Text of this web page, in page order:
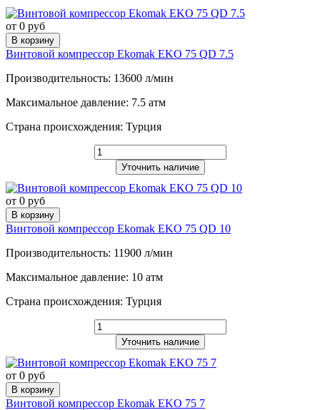
от 0 руб
В корзину
Винтовой компрессор Ekomak EKO 75 QD 7.5
Производительность: 13600 л/мин
Максимальное давление: 7.5 атм
Страна происхождения: Турция
Уточнить наличие
от 0 руб
В корзину
Винтовой компрессор Ekomak EKO 75 QD 10
Производительность: 11900 л/мин
Максимальное давление: 10 атм
Страна происхождения: Турция
Уточнить наличие
от 0 руб
В корзину
Винтовой компрессор Ekomak EKO 75 7